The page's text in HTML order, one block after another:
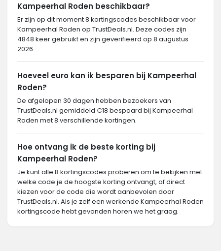
Kampeerhal Roden beschikbaar?
Er zijn op dit moment 8 kortingscodes beschikbaar voor
Kampeerhal Roden op TrustDeals.nl. Deze codes zijn
4848 keer gebruikt en zijn geverifieerd op 8 augustus
2026.
Hoeveel euro kan ik besparen bij Kampeerhal
Roden?
De afgelopen 30 dagen hebben bezoekers van
TrustDeals.nl gemiddeld €18 bespaard bij Kampeerhal
Roden met 8 verschillende kortingen.
Hoe ontvang ik de beste korting bij
Kampeerhal Roden?
Je kunt alle 8 kortingscodes proberen om te bekijken met
welke code je de hoogste korting ontvangt, of direct
kiezen voor de code die wordt aanbevolen door
TrustDeals.nl. Als je zelf een werkende Kampeerhal Roden
kortingscode hebt gevonden horen we het graag.